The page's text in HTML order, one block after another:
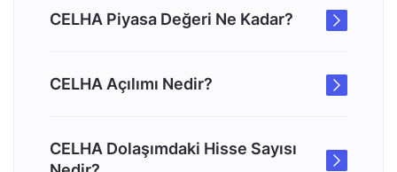
CELHA Piyasa Değeri Ne Kadar?
CELHA Açılımı Nedir?
CELHA Dolaşımdaki Hisse Sayısı